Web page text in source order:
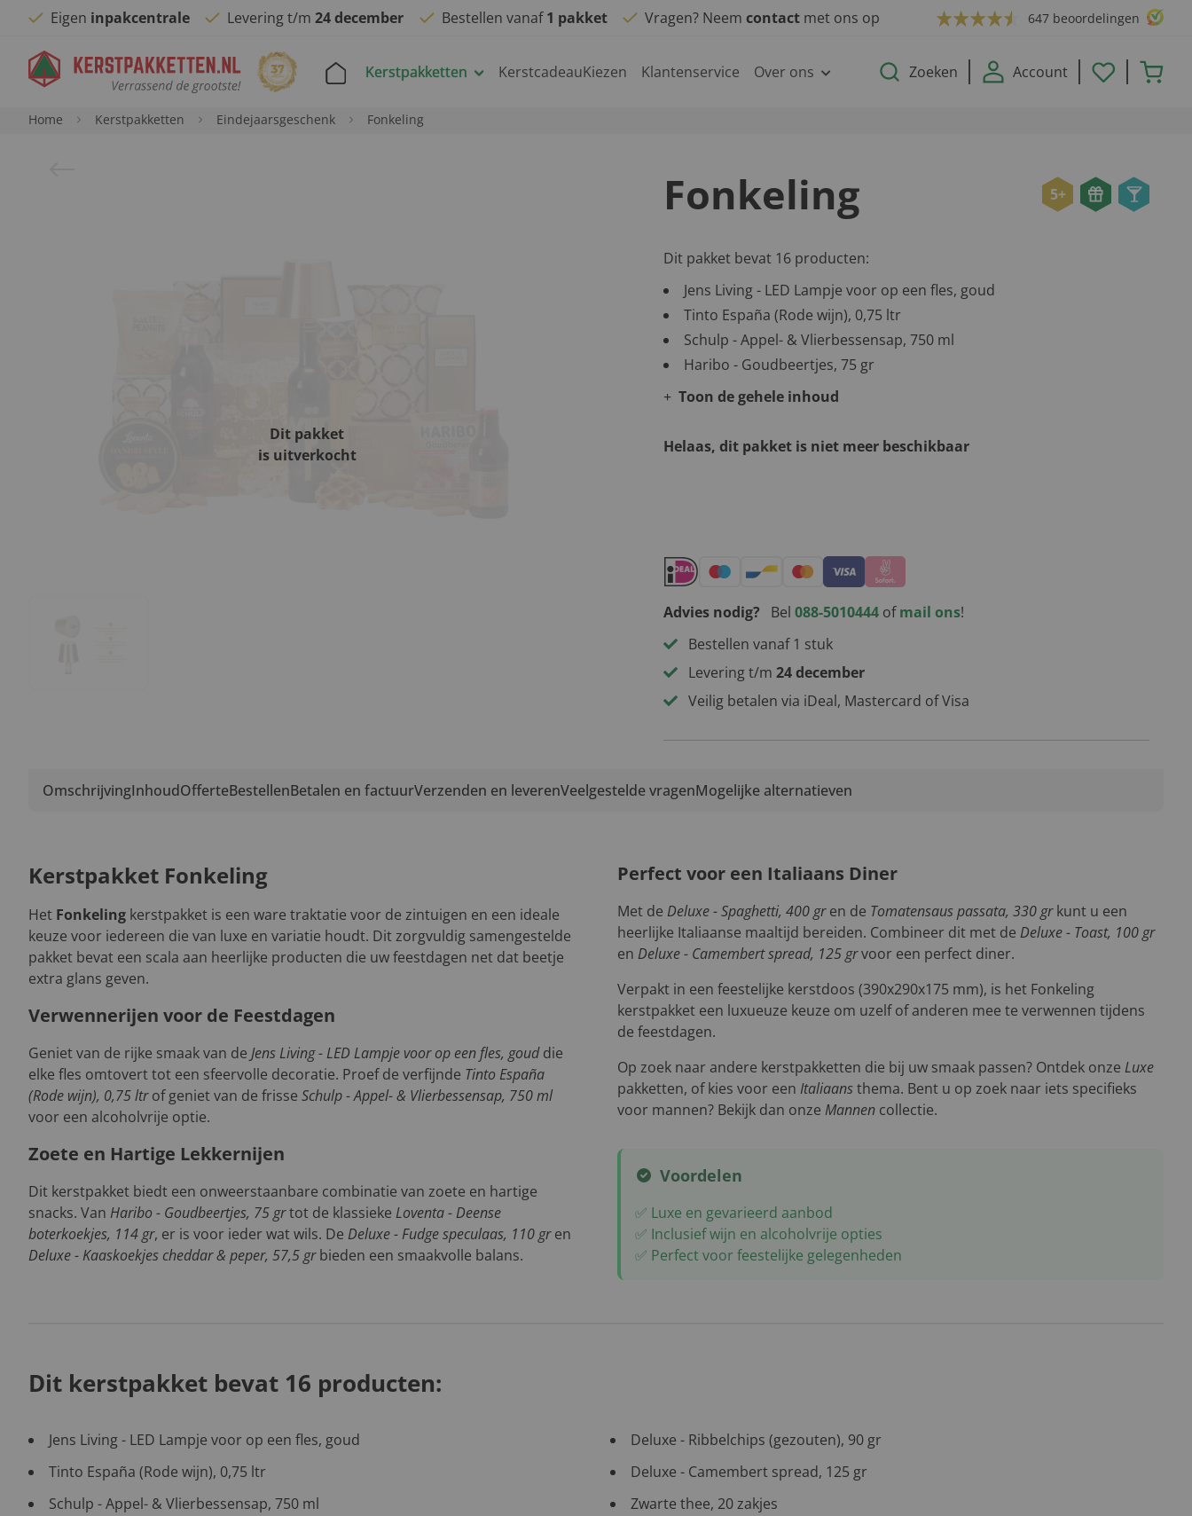
Eigen inpakcentrale Levering t/m24 december Bestellen vanaf1 pakket Vragen? Neem contact met ons op 647 beoordelingen
Kerstpakketten KerstcadeauKiezen Klantenservice Over ons Zoeken Account
Home Kerstpakketten Eindejaarsgeschenk Fonkeling
Dit pakket
is uitverkocht
Fonkeling 5+
Dit pakket bevat 16 producten:
Jens Living - LED Lampje voor op een fles, goud
Tinto España (Rode wijn), 0,75 ltr
Schulp - Appel- & Vlierbessensap, 750 ml
Haribo - Goudbeertjes, 75 gr
Toon de gehele inhoud
Helaas, dit pakket is niet meer beschikbaar
Advies nodig? Bel 088-5010444 ofmail ons!
Bestellen vanaf 1 stuk
Levering t/m 24 december
Veilig betalen via iDeal, Mastercard of Visa
OmschrijvingInhoudOfferteBestellenBetalen en factuurVerzenden en leverenVeelgestelde vragenMogelijke alternatieven
Kerstpakket Fonkeling
Het Fonkeling kerstpakket is een ware traktatie voor de zintuigen en een ideale
keuze voor iedereen die van luxe en variatie houdt. Dit zorgvuldig samengestelde
pakket bevat een scala aan heerlijke producten die uw feestdagen net dat beetje
extra glans geven.
Verwennerijen voor de Feestdagen
Geniet van de rijke smaak van de Jens Living - LED Lampje voor op een fles, gouddie
elke fles omtovert tot een sfeervolle decoratie. Proef de verfijnde Tinto España
(Rode wijn), 0,75 ltrof geniet van de frisse Schulp - Appel- & Vlierbessensap, 750 ml
voor een alcoholvrije optie.
Zoete en Hartige Lekkernijen
Dit kerstpakket biedt een onweerstaanbare combinatie van zoete en hartige
snacks. Van Haribo - Goudbeertjes, 75 grtot de klassieke Loventa - Deense
boterkoekjes, 114 gr, er is voor ieder wat wils. De Deluxe - Fudge speculaas, 110 gren
Deluxe - Kaaskoekjes cheddar & peper, 57,5 grbieden een smaakvolle balans.
Perfect voor een Italiaans Diner
Met de Deluxe - Spaghetti, 400 gren de Tomatensaus passata, 330 grkunt u een
heerlijke Italiaanse maaltijd bereiden. Combineer dit met de Deluxe - Toast, 100 gr
en Deluxe - Camembert spread, 125 grvoor een perfect diner.
Verpakt in een feestelijke kerstdoos (390x290x175 mm), is het Fonkeling
kerstpakket een luxueuze keuze om uzelf of anderen mee te verwennen tijdens
de feestdagen.
Op zoek naar andere kerstpakketten die bij uw smaak passen? Ontdek onze Luxe
pakketten, of kies voor een Italiaansthema. Bent u op zoek naar iets specifieks
voor mannen? Bekijk dan onze Mannen collectie.
Voordelen
✅ Luxe en gevarieerd aanbod
✅ Inclusief wijn en alcoholvrije opties
✅ Perfect voor feestelijke gelegenheden
Dit kerstpakket bevat 16 producten:
Jens Living - LED Lampje voor op een fles, goud
Tinto España (Rode wijn), 0,75 ltr
Schulp - Appel- & Vlierbessensap, 750 ml
Deluxe - Ribbelchips (gezouten), 90 gr
Deluxe - Camembert spread, 125 gr
Zwarte thee, 20 zakjes